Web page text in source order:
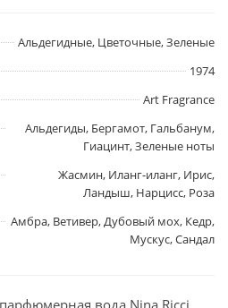
Альдегидные, Цветочные, Зеленые
1974
Art Fragrance
Альдегиды, Бергамот, Гальбанум,
Гиацинт, Зеленые ноты
Жасмин, Иланг-иланг, Ирис,
Ландыш, Нарцисс, Роза
Амбра, Ветивер, Дубовый мох, Кедр,
Мускус, Сандал